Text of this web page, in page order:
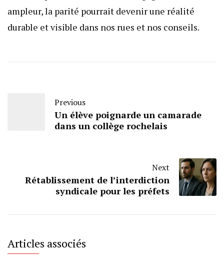
ampleur, la parité pourrait devenir une réalité
durable et visible dans nos rues et nos conseils.
Previous
Un élève poignarde un camarade
dans un collège rochelais
Next
Rétablissement de l’interdiction
syndicale pour les préfets
Articles associés